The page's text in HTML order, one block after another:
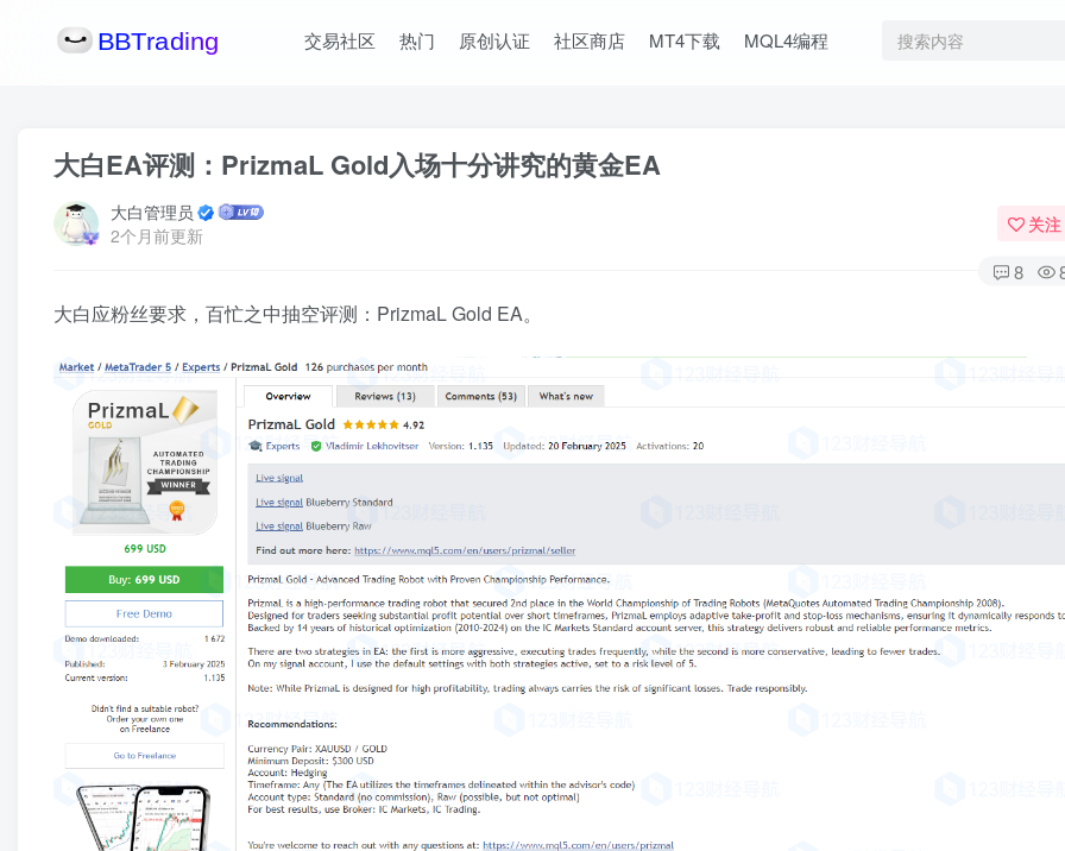
交易社区 热门 原创认证 社区商店 MT4下载 MQL4编程
大白EA评测：PrizmaL Gold入场十分讲究的黄金EA
大白管理员
2个月前更新
关注
8
大白应粉丝要求，百忙之中抽空评测：PrizmaL Gold EA。